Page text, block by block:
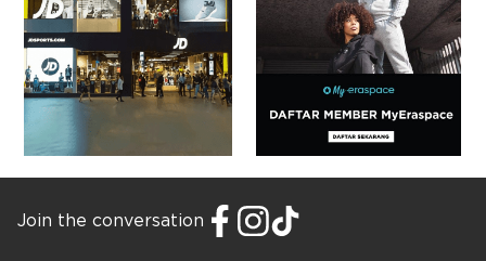
Join the conversation